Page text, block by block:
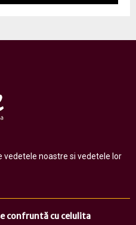
vedetele noastre si vedetele lor
confruntă cu celulita